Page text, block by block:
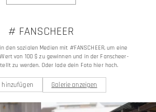
# FANSCHEER
den sozialen Medien mit #FANSCHEER, um eine
von 100 $ zu gewinnen und in der Fanscheer-
zu werden. Oder lade dein Foto hier hoch.
hinzufügen Galerie anzeigen